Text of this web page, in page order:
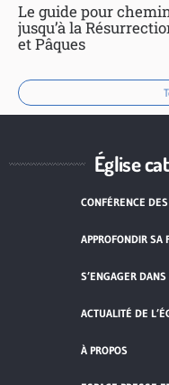
Le guide pour
jusqu’à la
et Pâques
Église
CONFÉRENCE
APPROFONDIR SA
S’ENGAGER
ACTUALITÉ DE
À PROPOS